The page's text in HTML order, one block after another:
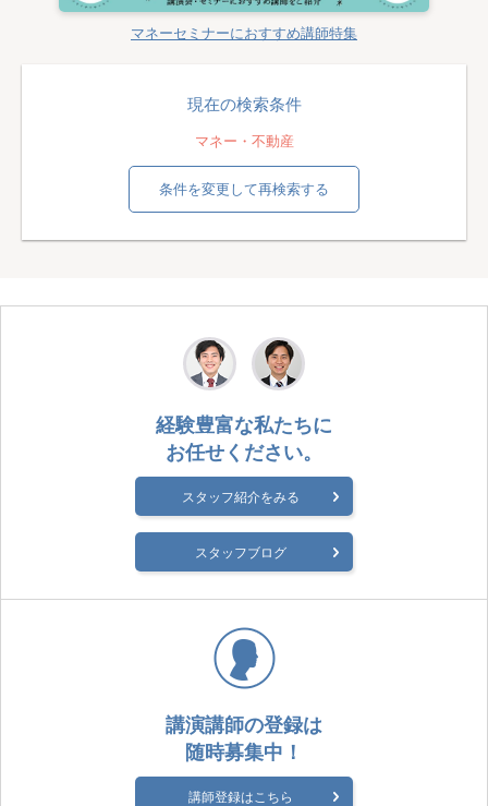
マネーセミナーにおすすめ講師特集
現在の検索条件
マネー・不動産
条件を変更して再検索する
経験豊富な私たちに
お任せください。
スタッフ紹介をみる
スタッフブログ
講演講師の登録は
随時募集中！
講師登録はこちら